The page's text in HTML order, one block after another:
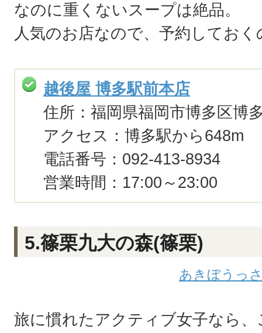
なのに重くないスープは絶品。
人気のお店なので、予約してお
越後屋 博多駅前本店
住所：福岡県福岡市博多区博
アクセス：博多駅から648m
電話番号：092-413-8934
営業時間：17:00～23:00
5.篠栗九大の森(篠栗)
あきぼうっ
旅に慣れたアクティブ女子なら